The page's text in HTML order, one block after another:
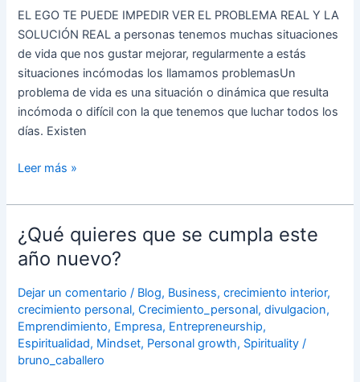
ese
lugar.
No
tenía
que
“correr”
para
el
porque
no
lo
lo
“perdería”
y
no
EL EGO TE PUEDE IMPEDIR VER EL PROBLEMA REAL Y LA
SOLUCIÓN REAL a personas tenemos muchas situaciones
de vida que nos gustar mejorar, regularmente a estás
situaciones incómodas los llamamos problemasUn
problema de vida es una situación o dinámica que resulta
incómoda o difícil con la que tenemos que luchar todos los
días. Existen
PRISIONEROS
Leer más »
¿Qué quieres que se cumpla este
año nuevo?
Dejar un comentario / Blog, Business,crecimiento interior,
crecimiento personal,Crecimiento_personal,divulgacion,
Emprendimiento, Empresa, Entrepreneurship,
Espiritualidad, Mindset, Personal growth, Spirituality /
bruno_caballero
¿Qué
quieres
que
se
cumpla
este
año
nuevo?